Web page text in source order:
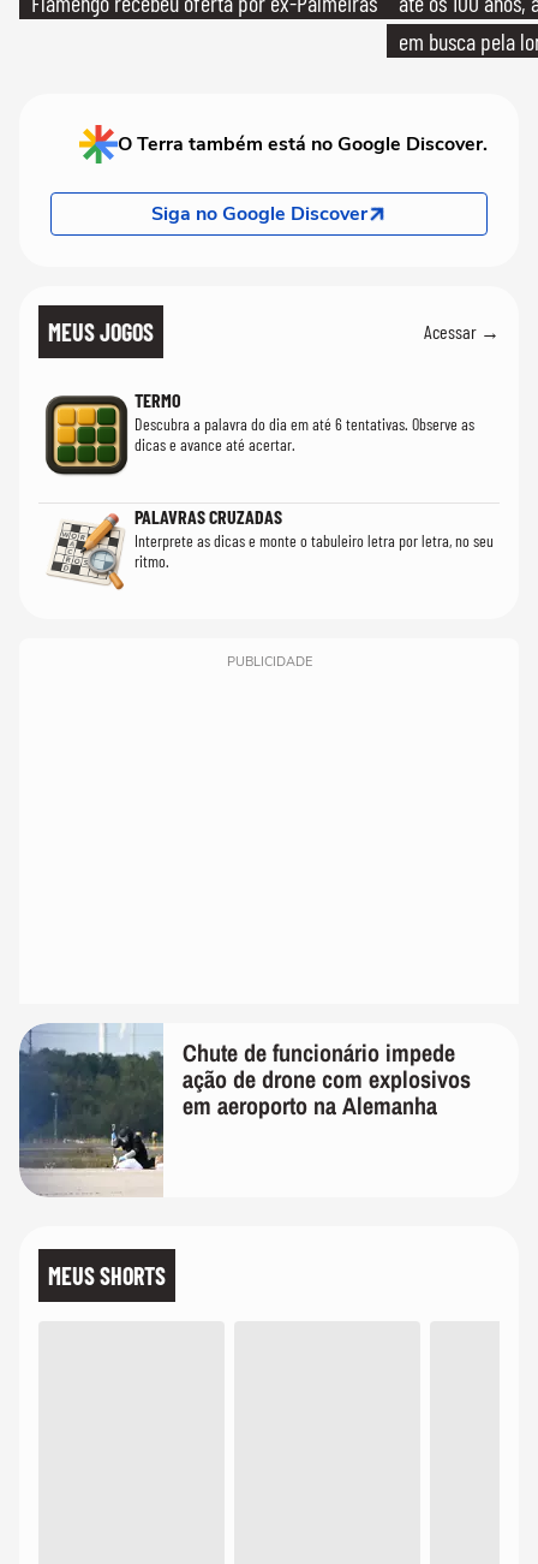
em busca pela
O Terra também está no Google Discover.
Siga no Google Discover
MEUS JOGOS Acessar →
TERMO
Descubra a palavra do dia em até 6 tentativas. Observe as
dicas e avance até acertar.
PALAVRAS CRUZADAS
Interprete as dicas e monte o tabuleiro letra por letra, no seu
ritmo.
PUBLICIDADE
Chute de funcionário impede
ação de drone com explosivos
em aeroporto na Alemanha
MEUS SHORTS